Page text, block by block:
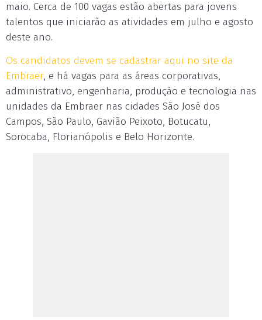
maio. Cerca de 100 vagas estão abertas para jovens
talentos que iniciarão as atividades em julho e agosto
deste ano.
Os candidatos devem se cadastrar aqui no site da
Embraer, e há vagas para as áreas corporativas,
administrativo, engenharia, produção e tecnologia nas
unidades da Embraer nas cidades São José dos
Campos, São Paulo, Gavião Peixoto, Botucatu,
Sorocaba, Florianópolis e Belo Horizonte.